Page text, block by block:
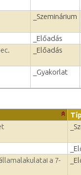
_Szeminárium
_Előadás
_Előadás
_Gyakorlat
a 7-